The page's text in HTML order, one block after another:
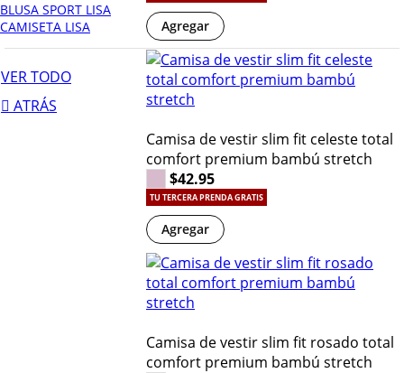
BLUSA SPORT LISA
CAMISETA LISA
VER TODO
ATRÁS
Agregar
Camisa de vestir slim fit celeste total
comfort premium bambú stretch
$42.95
TU TERCERA PRENDA GRATIS
Agregar
Camisa de vestir slim fit rosado total
comfort premium bambú stretch